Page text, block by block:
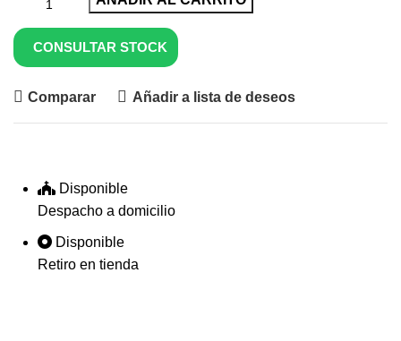
CONSULTAR STOCK
Comparar Añadir a lista de deseos
Disponible
Despacho a domicilio
Disponible
Retiro en tienda